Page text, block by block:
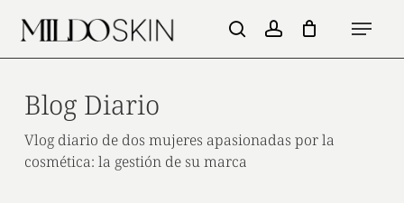
main
searchaccount
Menu
Blog Diario
Vlog diario de dos mujeres apasionadas por la
cosmética: la gestión de su marca